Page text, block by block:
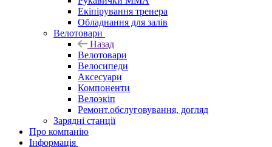
Екіпірування тренера
Обладнання для залів
Велотовари
Назад
Велотовари
Велосипеди
Аксесуари
Компоненти
Велоэкіп
Ремонт.обслуговування, догляд
Зарядні станції
Про компанію
Інформація